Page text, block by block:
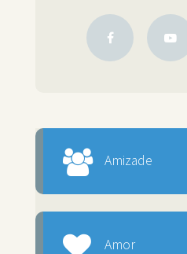
Amizade
Amor